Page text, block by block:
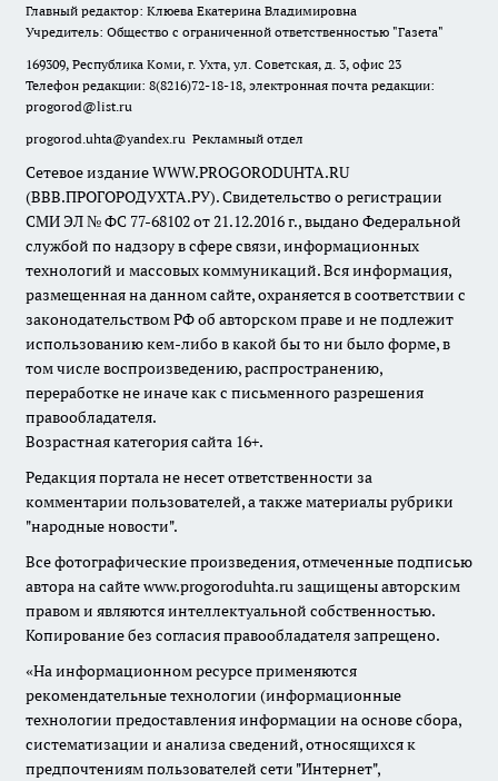
Главный редактор: Клюева Екатерина Владимировна
Учредитель: Общество с ограниченной ответственностью "Газета"
169309, Республика Коми, г. Ухта, ул. Советская, д. 3, офис 23
Телефон редакции: 8(8216)72-18-18, электронная почта редакции:
progorod@list.ru
progorod.uhta@yandex.ru Рекламный отдел
Сетевое издание WWW.PROGORODUHTA.RU
(ВВВ.ПРОГОРОДУХТА.РУ). Свидетельство о регистрации
СМИ ЭЛ № ФС 77-68102 от 21.12.2016 г., выдано Федеральной
службой по надзору в сфере связи, информационных
технологий и массовых коммуникаций. Вся информация,
размещенная на данном сайте, охраняется в соответствии с
законодательством РФ об авторском праве и не подлежит
использованию кем-либо в какой бы то ни было форме, в
том числе воспроизведению, распространению,
переработке не иначе как с письменного разрешения
правообладателя.
Возрастная категория сайта 16+.
Редакция портала не несет ответственности за
комментарии пользователей, а также материалы рубрики
"народные новости".
Все фотографические произведения, отмеченные подписью
автора на сайте www.progoroduhta.ru защищены авторским
правом и являются интеллектуальной собственностью.
Копирование без согласия правообладателя запрещено.
«На информационном ресурсе применяются
рекомендательные технологии (информационные
технологии предоставления информации на основе сбора,
систематизации и анализа сведений, относящихся к
предпочтениям пользователей сети "Интернет",